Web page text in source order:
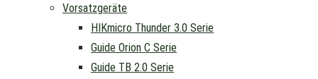
Vorsatzgeräte
HIKmicro Thunder 3.0 Serie
Guide Orion C Serie
Guide TB 2.0 Serie